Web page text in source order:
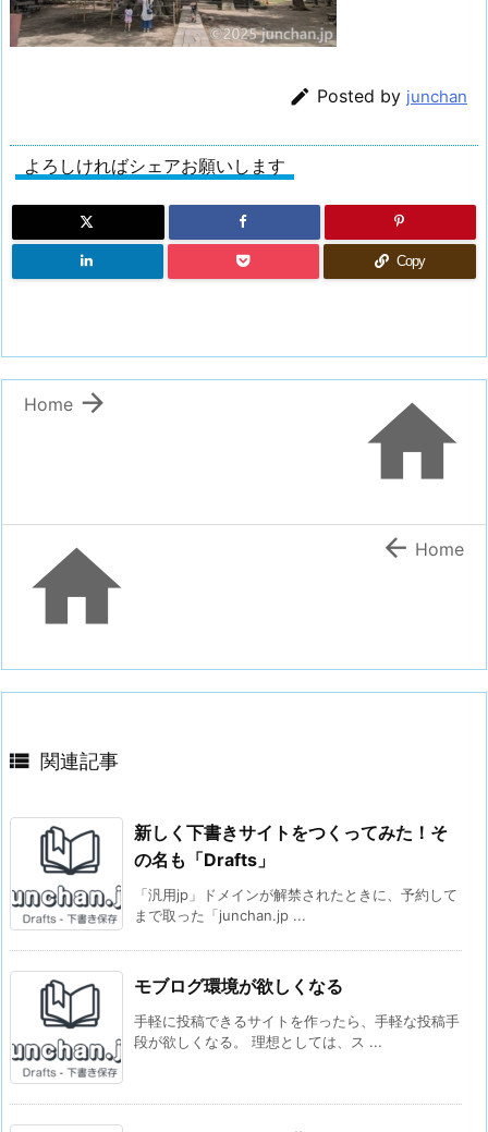
 Posted by junchan
よろしければシェアお願いします
Copy


Home
  Home
 関連記事
新しく下書きサイトをつくってみた！そ
の名も「Drafts」
「汎用jp」ドメインが解禁されたときに、予約して
まで取った「junchan.jp ...
モブログ環境が欲しくなる
手軽に投稿できるサイトを作ったら、手軽な投稿手
段が欲しくなる。 理想としては、ス ...